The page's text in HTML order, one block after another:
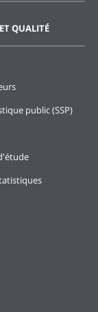
QUALITÉ
public (SSP)